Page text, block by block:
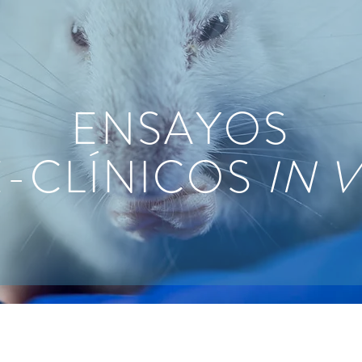
ENSAYOS
CLÍNICOSIN